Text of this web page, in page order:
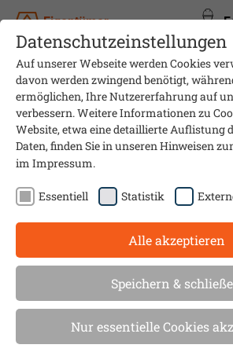
Eigentümer
Sanierungsmobil-
Alle anstehenden Tour-
Blick.
Datenschutzeinstellungen
Auf unserer Webseite werden Cookies
davon werden zwingend benötigt,
ermöglichen, Ihre Nutzererfahrung auf
verbessern. Weitere Informationen zu
Website, etwa eine detaillierte Auflistung
Daten, finden Sie in unseren Hinweisen
im Impressum.
Essentiell Statistik
Alle akzeptieren
Speichern &
Nur essentielle Cookies